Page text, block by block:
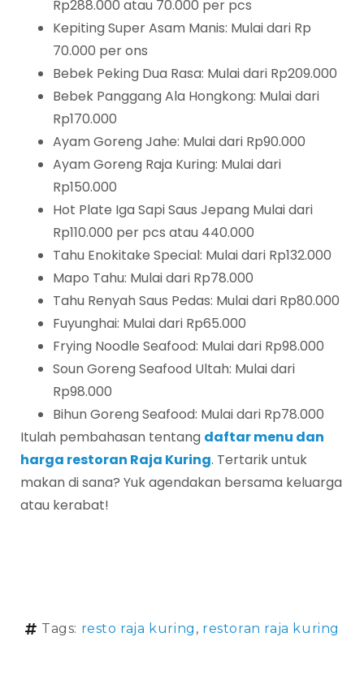
Rp288.000 atau 70.000 per pcs
Kepiting Super Asam Manis: Mulai dari Rp
70.000 per ons
Bebek Peking Dua Rasa: Mulai dari Rp209.000
Bebek Panggang Ala Hongkong: Mulai dari
Rp170.000
Ayam Goreng Jahe: Mulai dari Rp90.000
Ayam Goreng Raja Kuring: Mulai dari
Rp150.000
Hot Plate Iga Sapi Saus Jepang Mulai dari
Rp110.000 per pcs atau 440.000
Tahu Enokitake Special: Mulai dari Rp132.000
Mapo Tahu: Mulai dari Rp78.000
Tahu Renyah Saus Pedas: Mulai dari Rp80.000
Fuyunghai: Mulai dari Rp65.000
Frying Noodle Seafood: Mulai dari Rp98.000
Soun Goreng Seafood Ultah: Mulai dari
Rp98.000
Bihun Goreng Seafood: Mulai dari Rp78.000
Itulah pembahasan tentang daftar menu dan
harga restoran Raja Kuring. Tertarik untuk
makan di sana? Yuk agendakan bersama keluarga
atau kerabat!
Tags: resto raja kuring , restoran raja kuring